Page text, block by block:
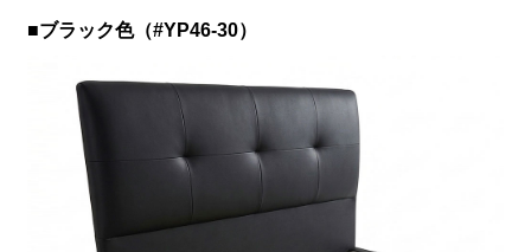
■ブラック色（#YP46-30）